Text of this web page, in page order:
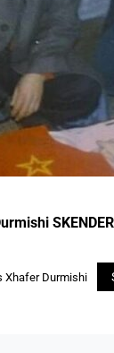
SKENDER
Xhafer Durmishi